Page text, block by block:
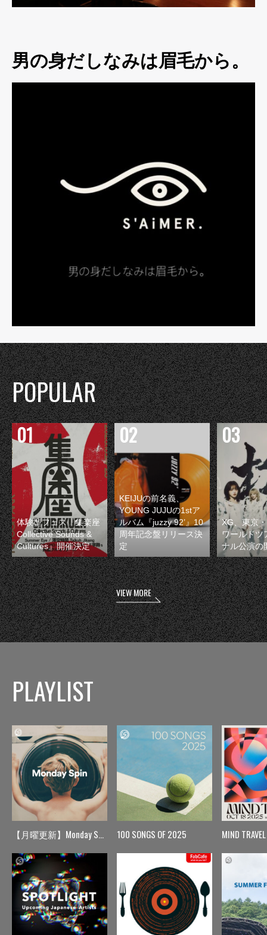
男の身だしなみは眉毛から。
POPULAR
体験型フェス『集楽座
Collective Sounds &
Cultures』開催決定
KEIJUの前名義、
YOUNG JUJUの1stア
ルバム『juzzy 92’』10
周年記念盤リリース決
定
XG、東京
ワールドツ
ナル公演の
VIEW MORE
PLAYLIST
【月曜更新】Monday Spin 100 SONGS OF 2025 MIND TRAVEL